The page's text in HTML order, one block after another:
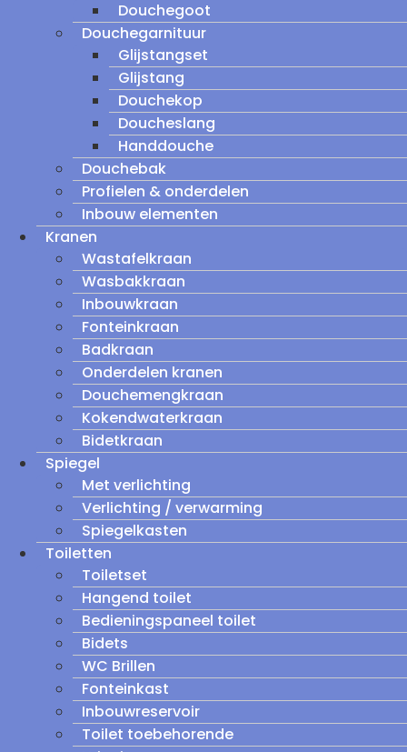
Douchegoot
Douchegarnituur
Glijstangset
Glijstang
Douchekop
Doucheslang
Handdouche
Douchebak
Profielen & onderdelen
Inbouw elementen
Kranen
Wastafelkraan
Wasbakkraan
Inbouwkraan
Fonteinkraan
Badkraan
Onderdelen kranen
Douchemengkraan
Kokendwaterkraan
Bidetkraan
Spiegel
Met verlichting
Verlichting / verwarming
Spiegelkasten
Toiletten
Toiletset
Hangend toilet
Bedieningspaneel toilet
Bidets
WC Brillen
Fonteinkast
Inbouwreservoir
Toilet toebehorende